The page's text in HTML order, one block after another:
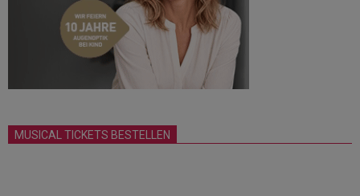
MUSICAL TICKETS BESTELLEN